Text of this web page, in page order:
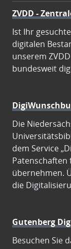
ZVDD -
Ist Ihr
digitalen
unserem
bundesweit
Die
dem Service
Patenschaften
übernehmen.
die
Gutenberg
Besuchen Sie